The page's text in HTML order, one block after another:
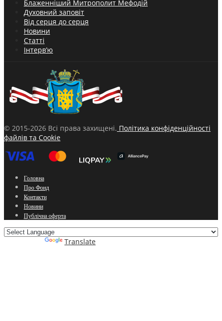
Блаженніший Митрополит Мефодій
Духовний заповіт
Від серця до серця
Новини
Статті
Інтерв’ю
© 2015-2026 Всі права захищені. Політика конфіденційності
файлів та Cookie
Головна
Про Фонд
Контакти
Новини
Публічна оферта
Translate